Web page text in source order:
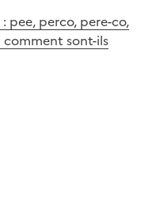
pee, perco, pere-co,
sont-ils